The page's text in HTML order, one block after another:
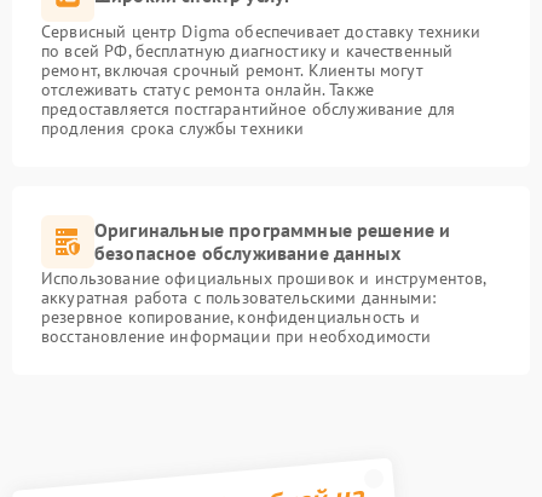
Сервисный центр Digma обеспечивает доставку техники
по всей РФ, бесплатную диагностику и качественный
ремонт, включая срочный ремонт. Клиенты могут
отслеживать статус ремонта онлайн. Также
предоставляется постгарантийное обслуживание для
продления срока службы техники
Оригинальные программные решение и
безопасное обслуживание данных
Использование официальных прошивок и инструментов,
аккуратная работа с пользовательскими данными:
резервное копирование, конфиденциальность и
восстановление информации при необходимости